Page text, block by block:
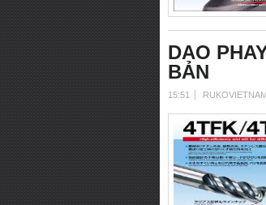
DAO
BẢN
15:51 RUKOVIETNAM